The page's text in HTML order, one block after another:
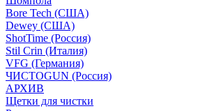
Bore Tech (США)
Dewey (США)
ShotTime (Россия)
Stil Crin (Италия)
VFG (Германия)
ЧИСТОGUN (Россия)
АРХИВ
Щетки для чистки